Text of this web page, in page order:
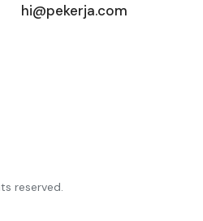
hi@pekerja.com
reserved.